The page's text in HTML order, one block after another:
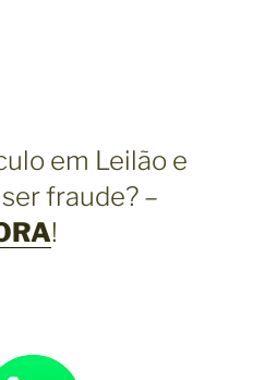
em Leilão e
fraude? –
!